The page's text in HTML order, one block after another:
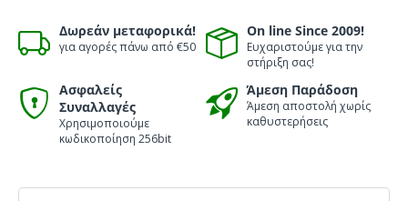
Δωρεάν μεταφορικά!
για αγορές πάνω από €50
On line Since 2009!
Ευχαριστούμε για την
στήριξη σας!
Ασφαλείς
Συναλλαγές
Χρησιμοποιούμε
κωδικοποίηση 256bit
Άμεση Παράδοση
Άμεση αποστολή χωρίς
καθυστερήσεις